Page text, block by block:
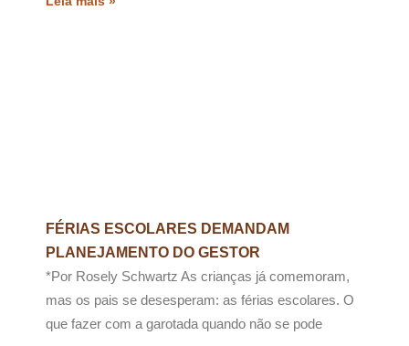
FÉRIAS ESCOLARES DEMANDAM
PLANEJAMENTO DO GESTOR
*Por Rosely Schwartz As crianças já comemoram,
mas os pais se desesperam: as férias escolares. O
que fazer com a garotada quando não se pode